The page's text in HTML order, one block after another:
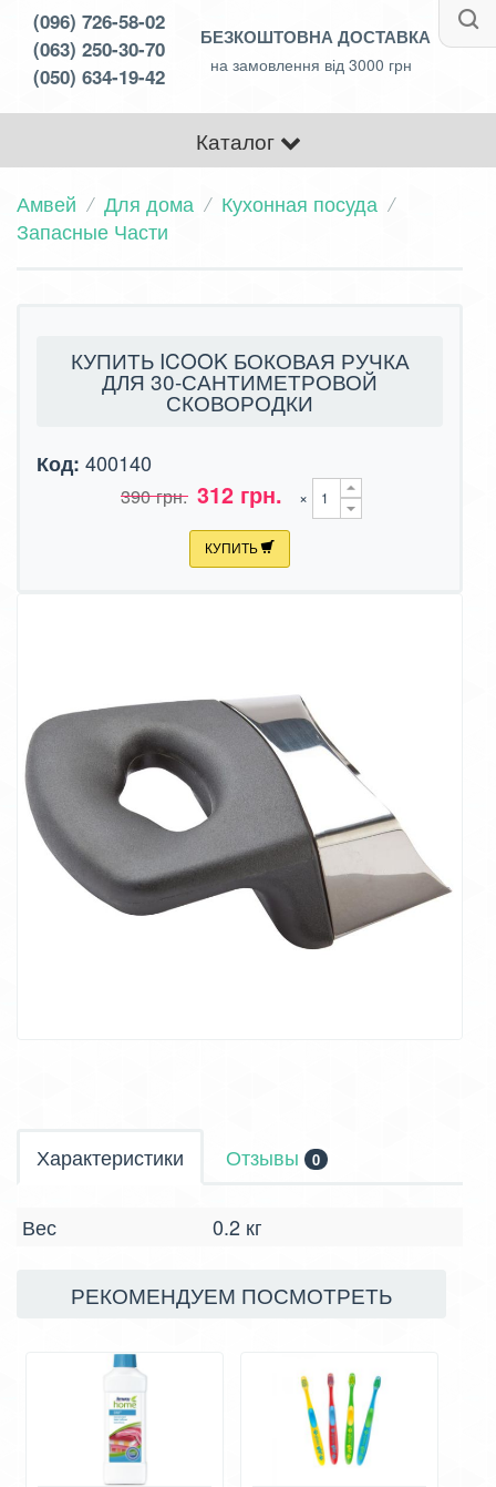
(096) 726-58-02
(063) 250-30-70
(050) 634-19-42
БЕЗКОШТОВНА ДОСТАВКА
на замовлення від 3000 грн
Каталог
Амвей Для дома
Кухонная посуда
Запасные Части
КУПИТЬ ICOOK БОКОВАЯ РУЧКА
ДЛЯ 30-САНТИМЕТРОВОЙ
СКОВОРОДКИ
Код: 400140
390 грн. 312 грн. ×
КУПИТЬ
Характеристики Отзывы 0
Вес 0.2 кг
РЕКОМЕНДУЕМ ПОСМОТРЕТЬ